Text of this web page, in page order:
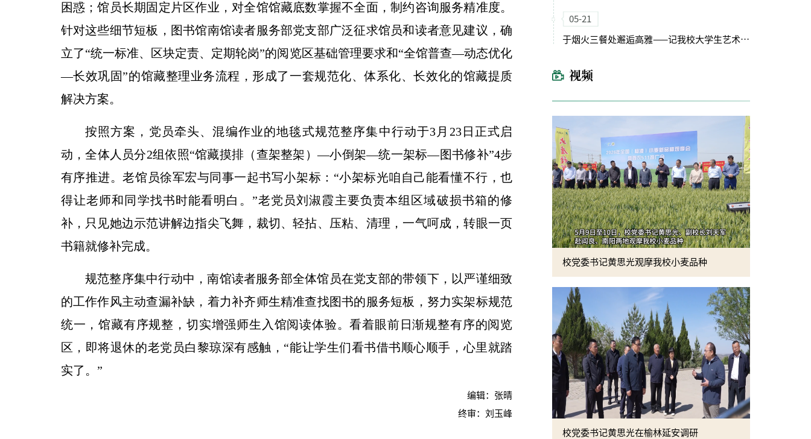
困惑；馆员长期固定片区作业，对全馆馆藏底数掌握不全面，制约咨询服务精准度。
针对这些细节短板，图书馆南馆读者服务部党支部广泛征求馆员和读者意见建议，确
立了“统一标准、区块定责、定期轮岗”的阅览区基础管理要求和“全馆普查—动态优化
—长效巩固”的馆藏整理业务流程，形成了一套规范化、体系化、长效化的馆藏提质
解决方案。
按照方案，党员牵头、混编作业的地毯式规范整序集中行动于3月23日正式启
动，全体人员分2组依照“馆藏摸排（查架整架）—小倒架—统一架标—图书修补”4步
有序推进。老馆员徐军宏与同事一起书写小架标：“小架标光咱自己能看懂不行，也
得让老师和同学找书时能看明白。”老党员刘淑霞主要负责本组区域破损书箱的修
补，只见她边示范讲解边指尖飞舞，裁切、轻拈、压粘、清理，一气呵成，转眼一页
书籍就修补完成。
规范整序集中行动中，南馆读者服务部全体馆员在党支部的带领下，以严谨细致
的工作作风主动查漏补缺，着力补齐师生精准查找图书的服务短板，努力实架标规范
统一，馆藏有序规整，切实增强师生入馆阅读体验。看着眼前日渐规整有序的阅览
区，即将退休的老党员白黎琼深有感触，“能让学生们看书借书顺心顺手，心里就踏
实了。”
编辑：张晴
终审：刘玉峰
05-21
于烟火三餐处邂逅高雅——记我校大学生艺术团钢琴艺术沙龙展演
视频
校党委书记黄思光观摩我校小麦品种
校党委书记黄思光在榆林延安调研